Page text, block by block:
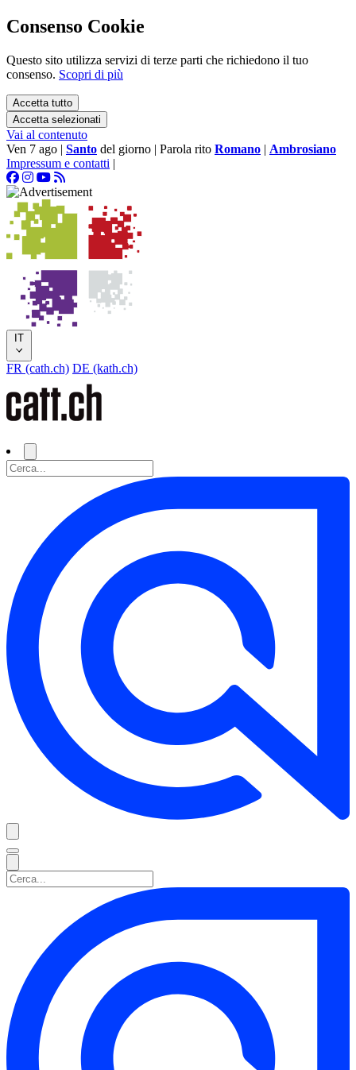
Consenso Cookie
Questo sito utilizza servizi di terze parti che richiedono il tuo
consenso. Scopri di più
Accetta tutto
Accetta selezionati
Vai al contenuto
Ven 7 ago | Santo del giorno | Parola rito Romano | Ambrosiano
Impressum e contatti |
IT
FR (cath.ch) DE (kath.ch)